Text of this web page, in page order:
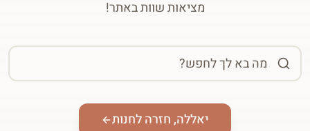
מציאות שוות באתר!
יאללה, חזרה לחנות